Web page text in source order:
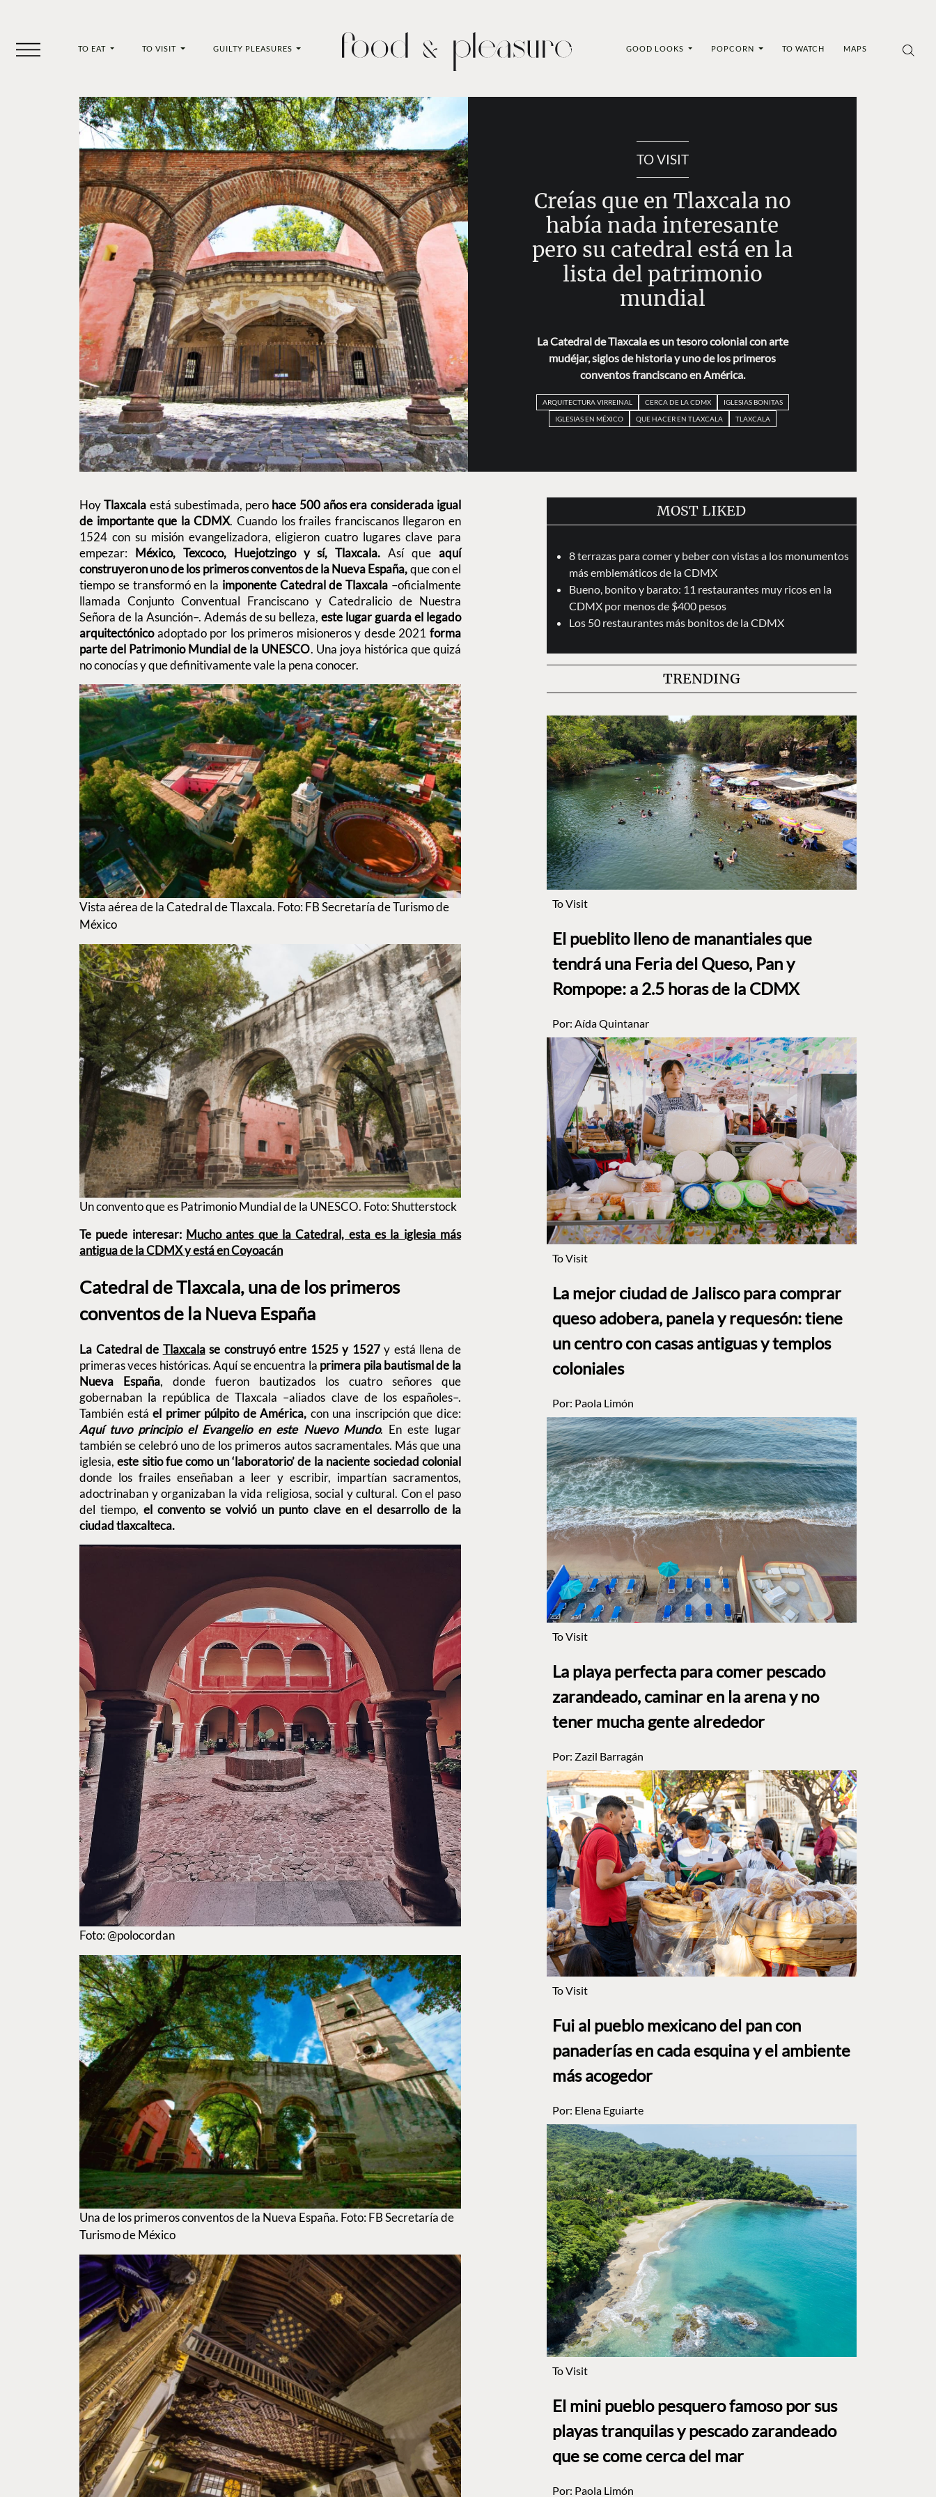
TO EAT TO VISIT GUILTY PLEASURES GOOD LOOKS POPCORN TO WATCH MAPS
TO VISIT
Creías que en Tlaxcala no
había nada interesante
pero su catedral está en la
lista del patrimonio
mundial
La Catedral de Tlaxcala es un tesoro colonial con arte
mudéjar, siglos de historia y uno de los primeros
conventos franciscano en América.
ARQUITECTURA VIRREINAL CERCA DE LA CDMX
IGLESIAS BONITAS
IGLESIAS EN MÉXICO
QUE HACER EN TLAXCALA TLAXCALA
HoyTlaxcala está subestimada, pero hace 500 años era considerada igual
de importante que la CDMX. Cuando los frailes franciscanos llegaron en
1524 con su misión evangelizadora, eligieron cuatro lugares clave para
empezar: México, Texcoco, Huejotzingo y sí, Tlaxcala. Así que aquí
construyeron uno de los primeros conventos de la Nueva España,que con el
tiempo se transformó en la imponente Catedral de Tlaxcala –oficialmente
llamada Conjunto Conventual Franciscano y Catedralicio de Nuestra
Señora de la Asunción–. Además de su belleza,este lugar guarda el legado
arquitectónicoadoptado por los primeros misioneros y desde 2021 forma
parte del Patrimonio Mundial de la UNESCO. Una joya histórica que quizá
no conocías y que definitivamente vale la pena conocer.
Vista aérea de la Catedral de Tlaxcala. Foto: FB Secretaría de Turismo de
México
Un convento que es Patrimonio Mundial de la UNESCO. Foto: Shutterstock
Te puede interesar: Mucho antes que la Catedral, esta es la iglesia más
antigua de la CDMX y está en Coyoacán
Catedral de Tlaxcala, una de los primeros
conventos de la Nueva España
La Catedral de Tlaxcalase construyó entre 1525 y 1527y está llena de
primeras veces históricas. Aquí se encuentra la primera pila bautismal de la
Nueva España, donde fueron bautizados los cuatro señores que
gobernaban la república de Tlaxcala –aliados clave de los españoles–.
También está el primer púlpito de América, con una inscripción que dice:
Aquí tuvo principio el Evangelio en este Nuevo Mundo. En este lugar
también se celebró uno de los primeros autos sacramentales. Más que una
iglesia,este sitio fue como un ‘laboratorio’ de la naciente sociedad colonial
donde los frailes enseñaban a leer y escribir, impartían sacramentos,
adoctrinaban y organizaban la vida religiosa, social y cultural. Con el paso
del tiempo,el convento se volvió un punto clave en el desarrollo de la
ciudad tlaxcalteca.
Foto: @polocordan
Una de los primeros conventos de la Nueva España. Foto: FB Secretaría de
Turismo de México
MOST LIKED
8 terrazas para comer y beber con vistas a los monumentos
más emblemáticos de la CDMX
Bueno, bonito y barato: 11 restaurantes muy ricos en la
CDMX por menos de $400 pesos
Los 50 restaurantes más bonitos de la CDMX
TRENDING
To Visit
El pueblito lleno de manantiales que
tendrá una Feria del Queso, Pan y
Rompope: a 2.5 horas de la CDMX
Por: Aída Quintanar
To Visit
La mejor ciudad de Jalisco para comprar
queso adobera, panela y requesón: tiene
un centro con casas antiguas y templos
coloniales
Por: Paola Limón
To Visit
La playa perfecta para comer pescado
zarandeado, caminar en la arena y no
tener mucha gente alrededor
Por: Zazil Barragán
To Visit
Fui al pueblo mexicano del pan con
panaderías en cada esquina y el ambiente
más acogedor
Por: Elena Eguiarte
To Visit
El mini pueblo pesquero famoso por sus
playas tranquilas y pescado zarandeado
que se come cerca del mar
Por: Paola Limón